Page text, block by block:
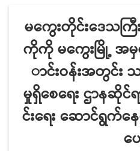
မကွေးတိုင်းဒေသကြီ
ကိုကို မကွေးမြို့ အ
ာင်းဝန်းအတွင်း
မှုရှိစေရေး ဌာနဆိုင်ရ
င်းရေး ဆောင်ရွက်န
ပ